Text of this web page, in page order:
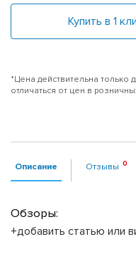
Купить в 1
*Цена действительна только
отличаться от цен в
Описание Отзывы
Обзоры:
+добавить статью или